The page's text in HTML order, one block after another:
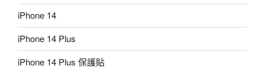
iPhone 14
iPhone 14 Plus
iPhone 14 Plus 保護貼